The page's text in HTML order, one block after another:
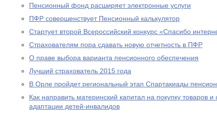
Пенсионный фонд расширяет электронные услуги
ПФР совершенствует Пенсионный калькулятор
Стартует второй Всероссийский конкурс «Спасибо
Страхователям пора сдавать новую отчетность в ПФР
О праве выбора варианта пенсионного обеспечения
Лучший страхователь 2015 года
В Орле пройдет региональный этап Спартакиады
Как направить материнский капитал на покупку товаров
адаптации детей-инвалидов